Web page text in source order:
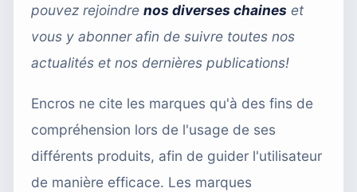
pouvez rejoindre nos diverses chaines et
vous y abonner afin de suivre toutes nos
actualités et nos dernières publications!
Encros ne cite les marques qu'à des fins de
compréhension lors de l'usage de ses
différents produits, afin de guider l'utilisateur
de manière efficace. Les marques